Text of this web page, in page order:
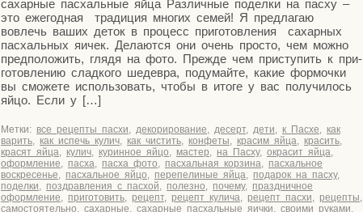
сахар­ные пас­халь­ные яйца Раз­лич­ные подел­ки на пас­ху –
это еже­год­ная тра­ди­ция мно­гих семей! Я пред­ла­гаю
вовлечь ваших деток в про­цесс при­го­тов­ле­ния сахар­ных
пас­халь­ных яичек. Дела­ют­ся они очень про­сто, чем мож­но
пред­по­ло­жить, гля­дя на фото. Преж­де чем при­сту­пить к при­
го­тов­ле­нию слад­ко­го шедев­ра, поду­май­те, какие фор­моч­ки
вы смо­же­те исполь­зо­вать, что­бы в ито­ге у вас полу­чи­лось
яйцо. Если у […]
Метки: все рецепты пасхи, декорирование, десерт, дети, к Пасхе, как
варить, как испечь кулич, как чистить, конфеты, красим яйца, красить,
красят яйца, кулич, куринное яйцо, мастер, на Пасху, окрасит яйца,
оформление, пасха, пасха фото, пасхальная корзина, пасхальное
воскресенье, пасхальное яйцо, перепелиные яйца, подарок на пасху,
поделки, поздравления с пасхой, полезно, почему, праздничное
оформление, приготовить, рецепт, рецепт кулича, рецепт пасхи, рецепты,
самостоятельно, сахарные, сахарные пасхальные яички, своими руками,